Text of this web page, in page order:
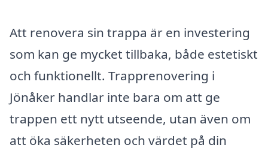
Att renovera sin trappa är en investering
som kan ge mycket tillbaka, både estetiskt
och funktionellt. Trapprenovering i
Jönåker handlar inte bara om att ge
trappen ett nytt utseende, utan även om
att öka säkerheten och värdet på din